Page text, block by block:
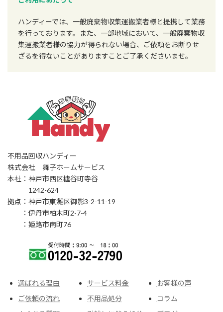
ハンディーでは、一般廃棄物収集運搬業者様と提携して業務
を行っております。また、一部地域において、一般廃棄物収
集運搬業者様の協力が得られない場合、ご依頼をお断りせ
ざるを得ないことがありますことご了承くださいませ。
不用品回収ハンディー
株式会社 舞子ホームサービス
本社：神戸市西区櫨谷町寺谷
1242-624
拠点：神戸市東灘区御影3-2-11-19
：伊丹市柏木町2-7-4
：姫路市南町76
選ばれる理由
ご依頼の流れ
サービス料金
不用品処分
お客様の声
コラム